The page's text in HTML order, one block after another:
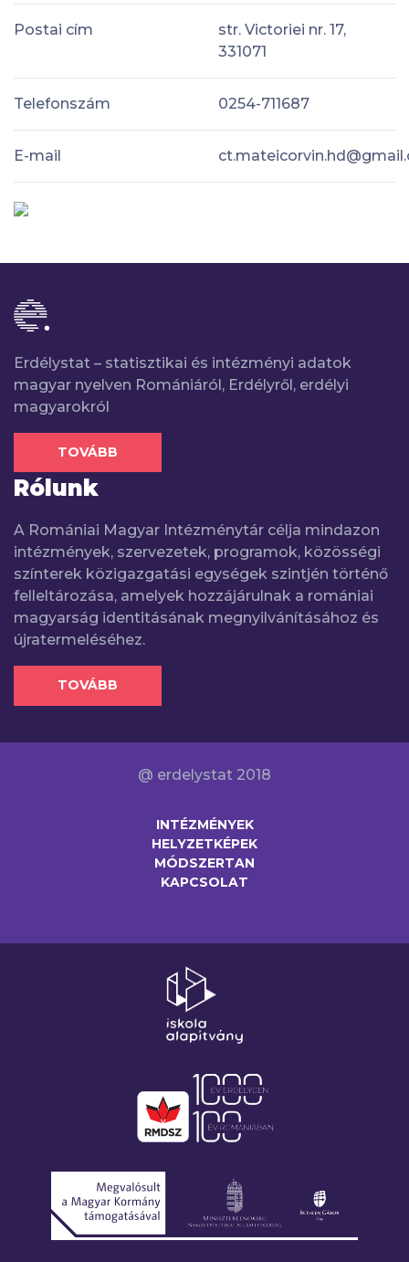
Postai cím
str. Victoriei nr. 17,
331071
Telefonszám 0254-711687
E-mail
Erdélystat – statisztikai és intézményi adatok
magyar nyelven Romániáról, Erdélyről, erdélyi
magyarokról
TOVÁBB
Rólunk
A Romániai Magyar Intézménytár célja mindazon
intézmények, szervezetek, programok, közösségi
színterek közigazgatási egységek szintjén történő
felleltározása, amelyek hozzájárulnak a romániai
magyarság identitásának megnyilvánításához és
újratermeléséhez.
TOVÁBB
@ erdelystat 2018
INTÉZMÉNYEK
HELYZETKÉPEK
MÓDSZERTAN
KAPCSOLAT